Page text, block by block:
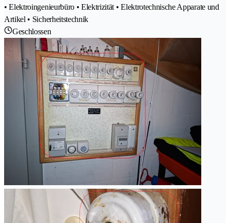
• Elektroingenieurbüro • Elektrizität • Elektrotechnische Apparate und
Artikel • Sicherheitstechnik
Geschlossen